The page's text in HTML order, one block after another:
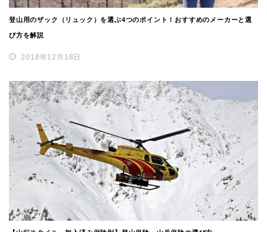
登山用のザック（リュック）を選ぶ4つのポイント！おすすめのメーカーと選
び方を解説
2018年12月18日